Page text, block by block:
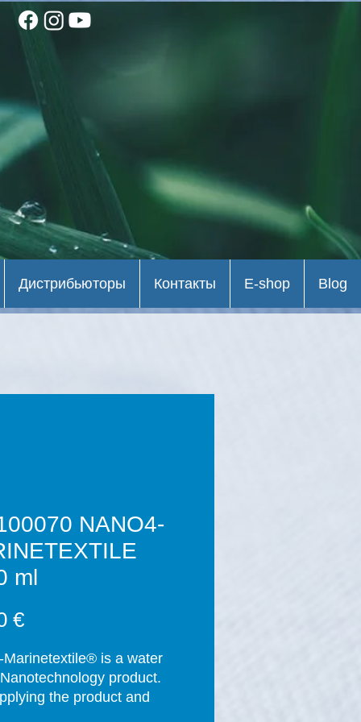
NANO4-
ml
€Цена
Marinetextile® is a water
product.
the product and
Дистрибьюторы Контакты E-shop Blog